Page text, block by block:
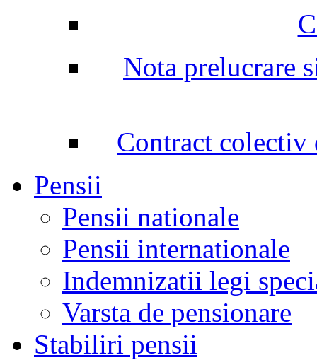
Nota prelucrare
Contract colectiv
Pensii
Pensii nationale
Pensii internationale
Indemnizatii legi
Varsta de pensionare
Stabiliri pensii